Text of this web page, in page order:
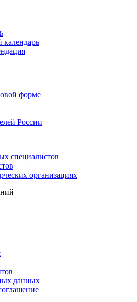
форме
России
специалистов
организациях
данных